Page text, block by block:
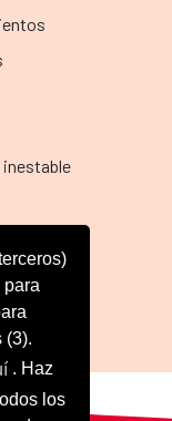
para
(3).
. Haz
los